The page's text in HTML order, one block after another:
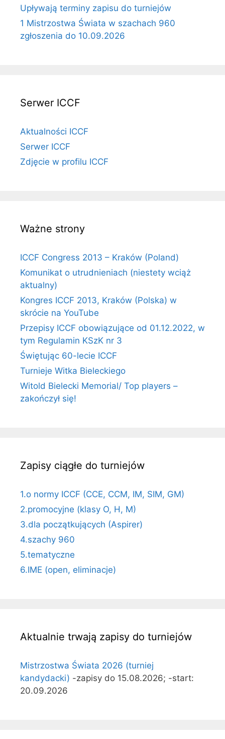
Upływają terminy zapisu do turniejów
1 Mistrzostwa Świata w szachach 960
zgłoszenia do 10.09.2026
Serwer ICCF
Aktualności ICCF
Serwer ICCF
Zdjęcie w profilu ICCF
Ważne strony
ICCF Congress 2013 – Kraków (Poland)
Komunikat o utrudnieniach (niestety wciąż
aktualny)
Kongres ICCF 2013, Kraków (Polska) w
skrócie na YouTube
Przepisy ICCF obowiązujące od 01.12.2022, w
tym Regulamin KSzK nr 3
Świętując 60-lecie ICCF
Turnieje Witka Bieleckiego
Witold Bielecki Memorial/ Top players –
zakończył się!
Zapisy ciągłe do turniejów
1.o normy ICCF (CCE, CCM, IM, SIM, GM)
2.promocyjne (klasy O, H, M)
3.dla początkujących (Aspirer)
4.szachy 960
5.tematyczne
6.IME (open, eliminacje)
Aktualnie trwają zapisy do turniejów
Mistrzostwa Świata 2026 (turniej
kandydacki) -zapisy do 15.08.2026; -start:
20.09.2026